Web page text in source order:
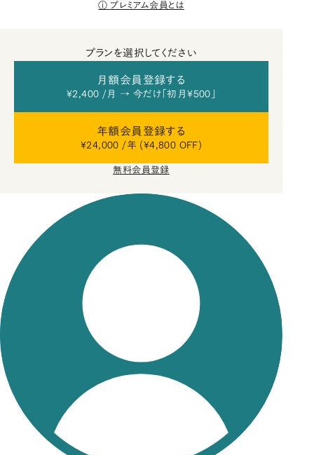
プレミアム会員とは
プランを選択してください
月額会員登録する
¥2,400 /月 → 今だけ「初月¥500」
年額会員登録する
¥24,000 /年 (¥4,800 OFF)
無料会員登録